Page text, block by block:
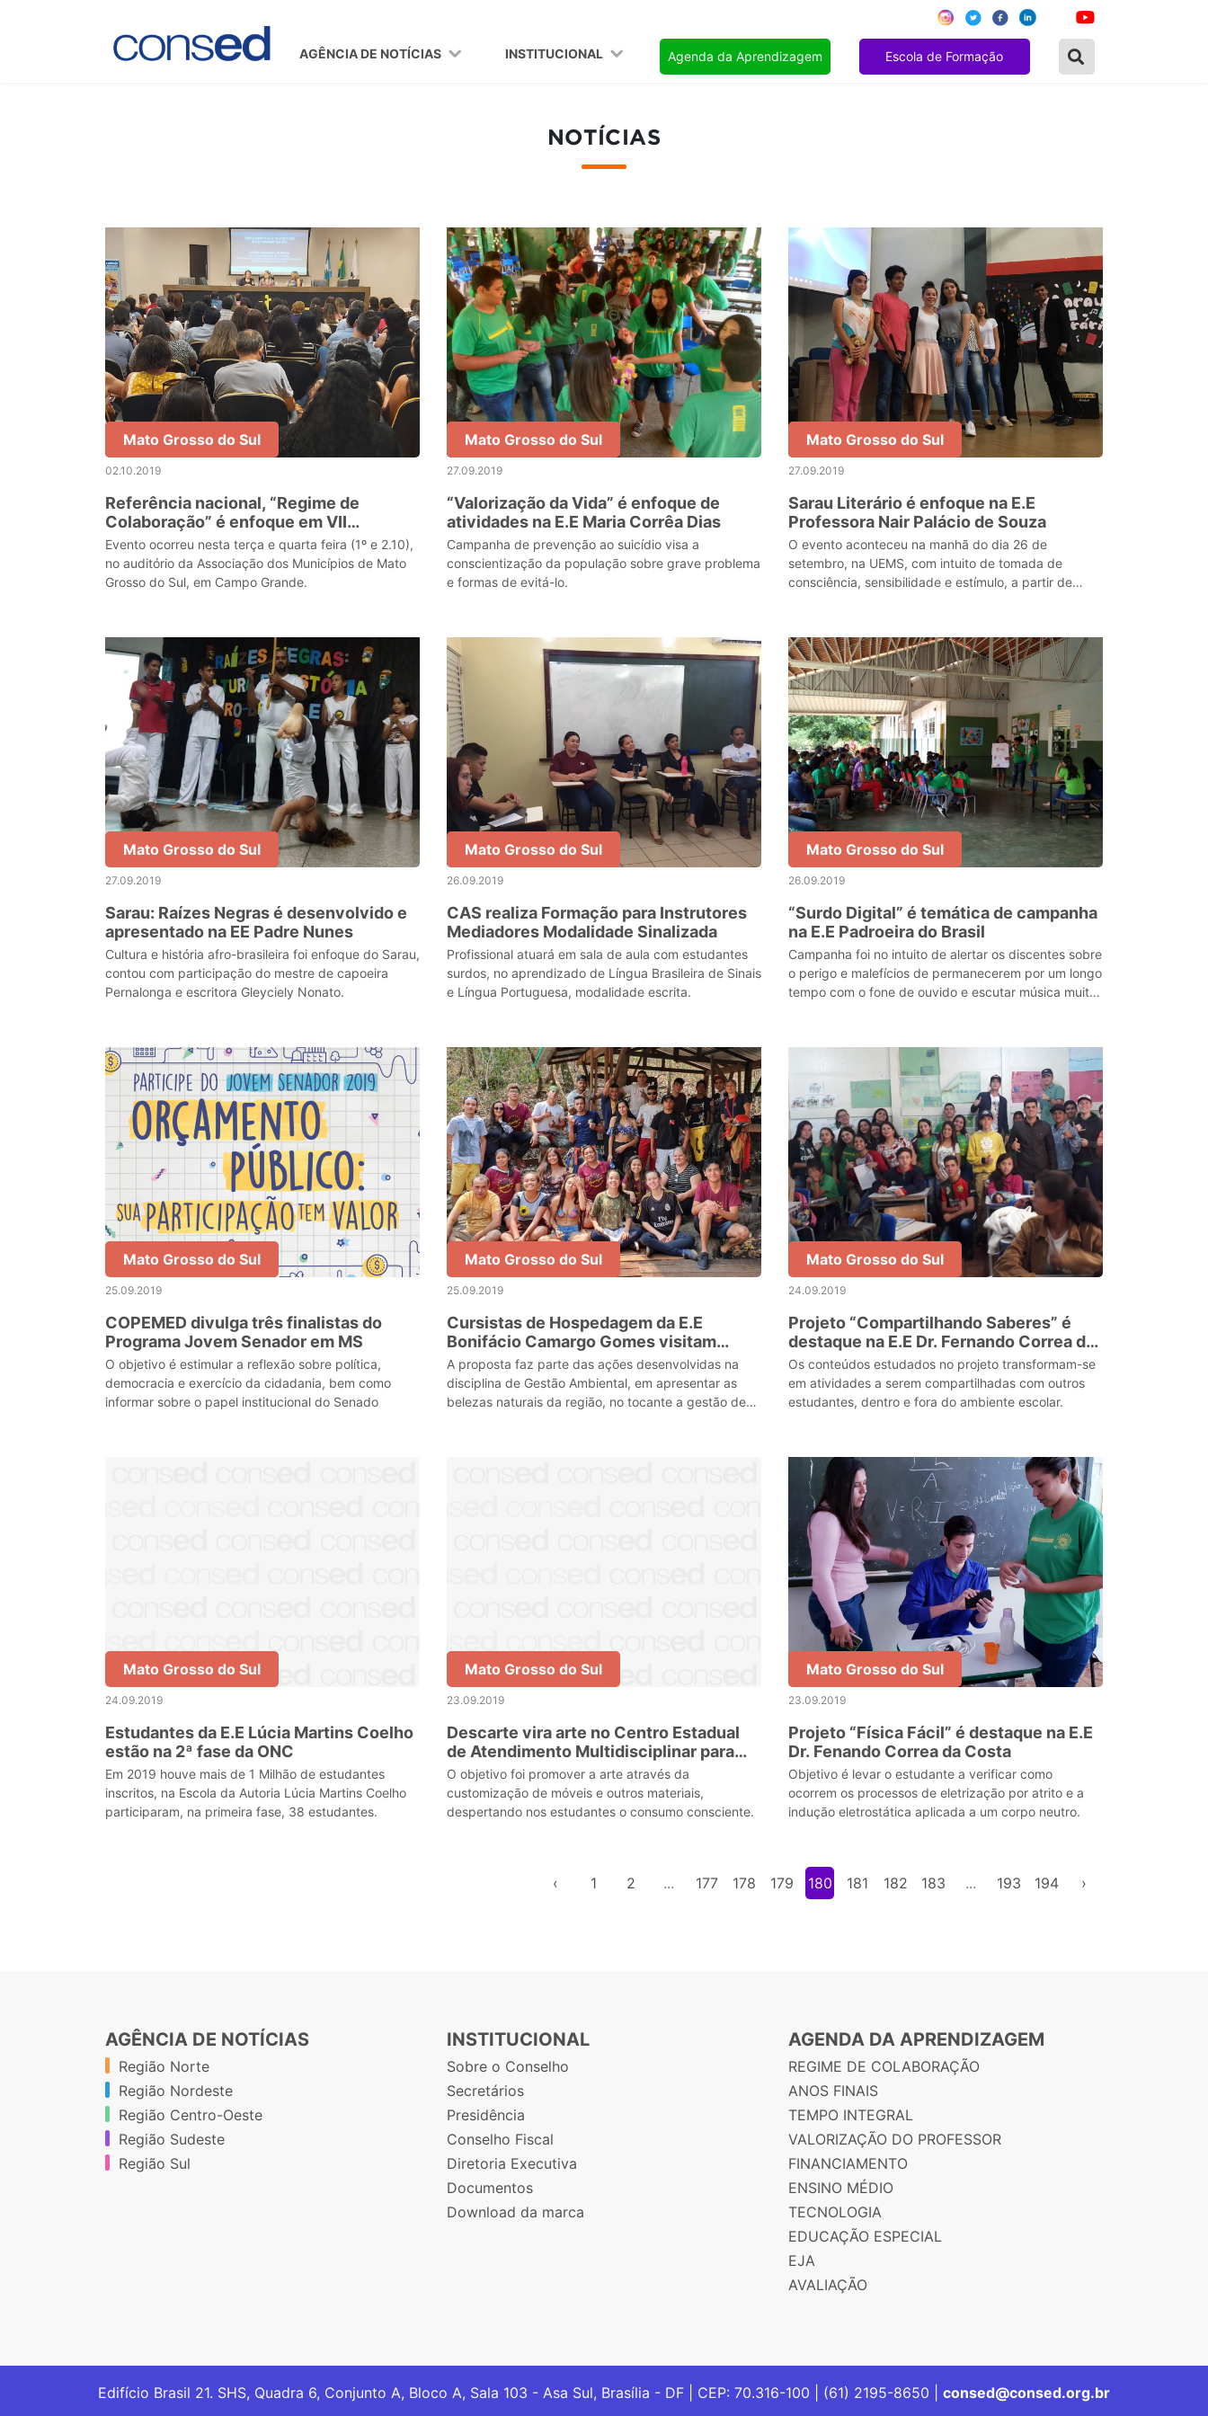
AGÊNCIA DE NOTÍCIAS INSTITUCIONAL Agenda da Aprendizagem Escola de Formação
NOTÍCIAS
Mato Grosso do Sul
02.10.2019
Referência nacional, “Regime de
Colaboração” é enfoque em VII
Encontro de Formação de Gestores
Evento ocorreu nesta terça e quarta feira (1º e 2.10),
no auditório da Associação dos Municípios de Mato
Grosso do Sul, em Campo Grande.
Mato Grosso do Sul
27.09.2019
“Valorização da Vida” é enfoque de
atividades na E.E Maria Corrêa Dias
Campanha de prevenção ao suicídio visa a
conscientização da população sobre grave problema
e formas de evitá-lo.
Mato Grosso do Sul
27.09.2019
Sarau Literário é enfoque na E.E
Professora Nair Palácio de Souza
O evento aconteceu na manhã do dia 26 de
setembro, na UEMS, com intuito de tomada de
consciência, sensibilidade e estímulo, a partir de
Mato Grosso do Sul
27.09.2019
Sarau: Raízes Negras é desenvolvido e
apresentado na EE Padre Nunes
Cultura e história afro-brasileira foi enfoque do Sarau,
contou com participação do mestre de capoeira
Pernalonga e escritora Gleyciely Nonato.
Mato Grosso do Sul
26.09.2019
CAS realiza Formação para Instrutores
Mediadores Modalidade Sinalizada
Profissional atuará em sala de aula com estudantes
surdos, no aprendizado de Língua Brasileira de Sinais
e Língua Portuguesa, modalidade escrita.
Mato Grosso do Sul
26.09.2019
“Surdo Digital” é temática de campanha
na E.E Padroeira do Brasil
Campanha foi no intuito de alertar os discentes sobre
o perigo e malefícios de permanecerem por um longo
tempo com o fone de ouvido e escutar música muito
Mato Grosso do Sul
25.09.2019
COPEMED divulga três finalistas do
Programa Jovem Senador em MS
O objetivo é estimular a reflexão sobre política,
democracia e exercício da cidadania, bem como
informar sobre o papel institucional do Senado
Mato Grosso do Sul
25.09.2019
Cursistas de Hospedagem da E.E
Bonifácio Camargo Gomes visitam
Abismo Anhumas
A proposta faz parte das ações desenvolvidas na
disciplina de Gestão Ambiental, em apresentar as
belezas naturais da região, no tocante a gestão de
Mato Grosso do Sul
24.09.2019
Projeto “Compartilhando Saberes” é
destaque na E.E Dr. Fernando Correa da
Costa
Os conteúdos estudados no projeto transformam-se
em atividades a serem compartilhadas com outros
estudantes, dentro e fora do ambiente escolar.
Mato Grosso do Sul
24.09.2019
Estudantes da E.E Lúcia Martins Coelho
estão na 2ª fase da ONC
Em 2019 houve mais de 1 Milhão de estudantes
inscritos, na Escola da Autoria Lúcia Martins Coelho
participaram, na primeira fase, 38 estudantes.
Mato Grosso do Sul
23.09.2019
Descarte vira arte no Centro Estadual
de Atendimento Multidisciplinar para
Altas Habilidades/ Superdotação
O objetivo foi promover a arte através da
customização de móveis e outros materiais,
despertando nos estudantes o consumo consciente.
Mato Grosso do Sul
23.09.2019
Projeto “Física Fácil” é destaque na E.E
Dr. Fenando Correa da Costa
Objetivo é levar o estudante a verificar como
ocorrem os processos de eletrização por atrito e a
indução eletrostática aplicada a um corpo neutro.
‹ 1 2 ... 177 178 179 180 181 182 183 ... 193 194 ›
AGÊNCIA DE NOTÍCIAS
Região Norte
Região Nordeste
Região Centro-Oeste
Região Sudeste
Região Sul
INSTITUCIONAL
Sobre o Conselho
Secretários
Presidência
Conselho Fiscal
Diretoria Executiva
Documentos
Download da marca
AGENDA DA APRENDIZAGEM
REGIME DE COLABORAÇÃO
ANOS FINAIS
TEMPO INTEGRAL
VALORIZAÇÃO DO PROFESSOR
FINANCIAMENTO
ENSINO MÉDIO
TECNOLOGIA
EDUCAÇÃO ESPECIAL
EJA
AVALIAÇÃO
Edifício Brasil 21. SHS, Quadra 6, Conjunto A, Bloco A, Sala 103 - Asa Sul, Brasília - DF | CEP: 70.316-100 | (61) 2195-8650 | consed@consed.org.br